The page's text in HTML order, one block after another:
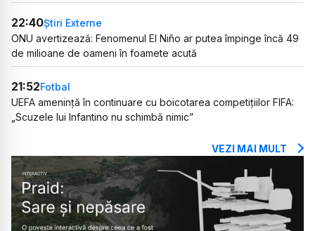
22:40Știri Externe
ONU avertizează: Fenomenul El Niño ar putea împinge încă 49
de milioane de oameni în foamete acută
21:52Fotbal
UEFA amenință în continuare cu boicotarea competițiilor FIFA:
„Scuzele lui Infantino nu schimbă nimic”
VEZI MAI MULT